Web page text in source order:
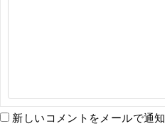
新しいコメントをメールで通知